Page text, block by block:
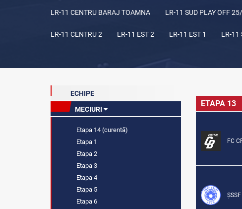
LR-11 CENTRU BARAJ TOAMNA LR-11 SUD PLAY OFF
LR-11 CENTRU 2 LR-11 EST 2 LR-11 EST 1 LR-11
ECHIPE
MECIURI
Etapa 14 (curentă)
Etapa 1
Etapa 2
Etapa 3
Etapa 4
Etapa 5
Etapa 6
ETAPA 13
FC
ȘSSF